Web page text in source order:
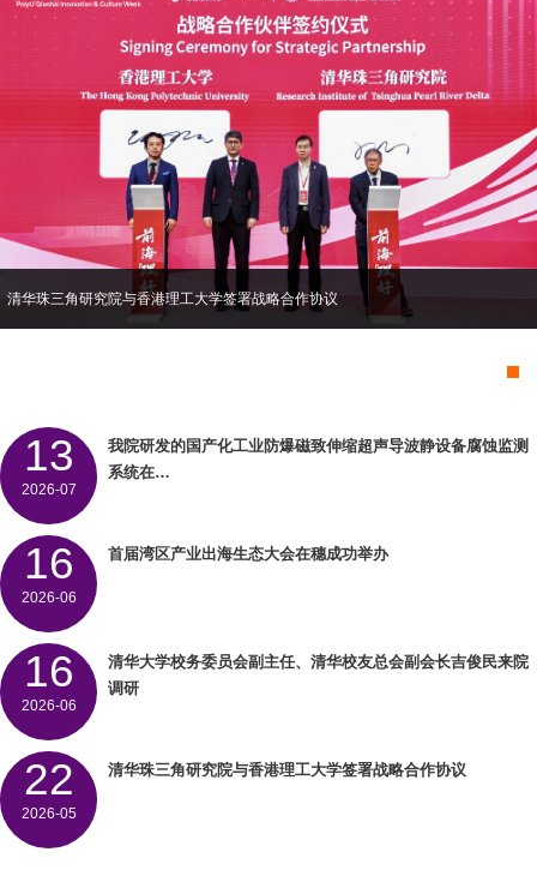
清华珠三角研究院与香港理工大学签署战略合作协议
13
2026-07
我院研发的国产化工业防爆磁致伸缩超声导波静设备腐蚀监测
系统在…
16
2026-06
首届湾区产业出海生态大会在穗成功举办
16
2026-06
清华大学校务委员会副主任、清华校友总会副会长吉俊民来院
调研
22
2026-05
清华珠三角研究院与香港理工大学签署战略合作协议